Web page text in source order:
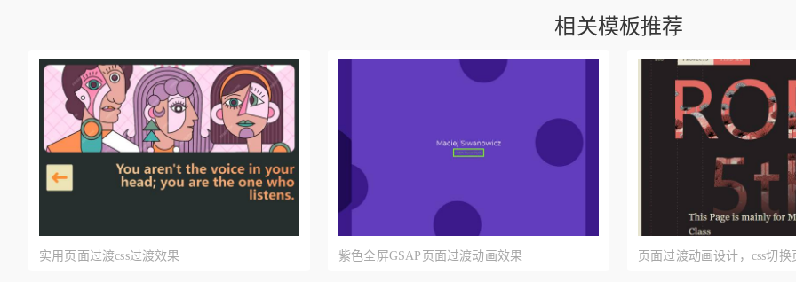
相关模板推荐
实用页面过渡css过渡效果 紫色全屏GSAP页面过渡动画效果 页面过渡动画设计，css切